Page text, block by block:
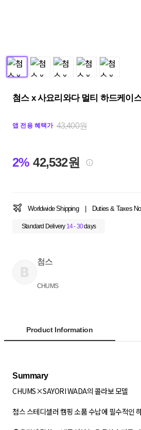
첨스 x 사요리와다 멀티 하드케이
앱 전용 혜택가 43,400원
2% 42,532원
Worldwide Shipping Duties & Taxes
Standard Delivery 14 - 30days
첨스
CHUMS
Product Information
Summary
CHUMS×SAYORI WADA의 콜라보 모델
첨스 스테디셀러 캠핑 소품 수납에 필수적인